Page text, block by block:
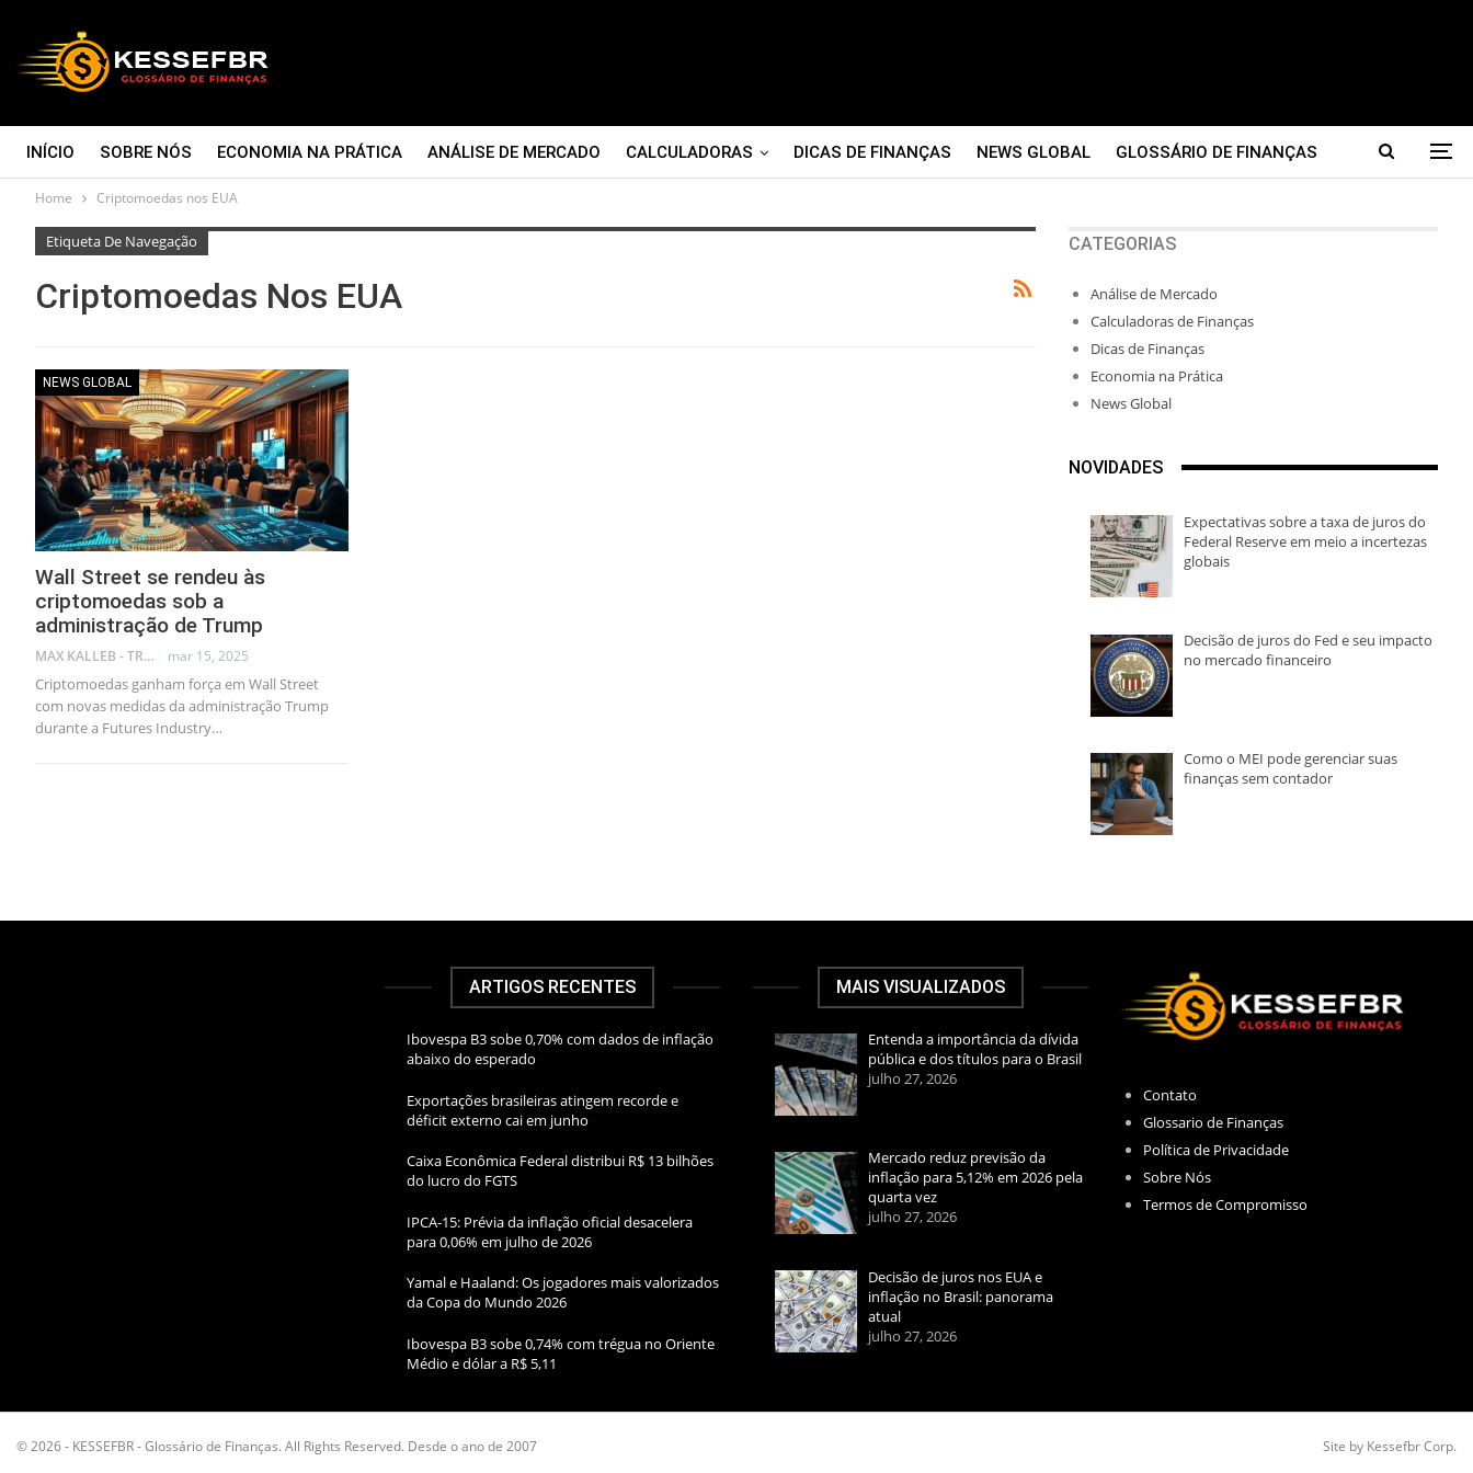
INÍCIO SOBRE NÓS ECONOMIA NA PRÁTICA ANÁLISE DE MERCADO CALCULADORAS DICAS DE FINANÇAS NEWS GLOBAL GLOSSÁRIO DE FINANÇAS
CONTATO
Home Criptomoedas nos EUA
Etiqueta De Navegação
Criptomoedas Nos EUA
NEWS GLOBAL
Wall Street se rendeu às
criptomoedas sob a
administração de Trump
MAX KALLEB - TRADER mar 15, 2025
Criptomoedas ganham força em Wall Street
com novas medidas da administração Trump
durante a Futures Industry…
CATEGORIAS
Análise de Mercado
Calculadoras de Finanças
Dicas de Finanças
Economia na Prática
News Global
NOVIDADES
Expectativas sobre a taxa de juros do
Federal Reserve em meio a incertezas
globais
Decisão de juros do Fed e seu impacto
no mercado financeiro
Como o MEI pode gerenciar suas
finanças sem contador
ARTIGOS RECENTES
Ibovespa B3 sobe 0,70% com dados de inflação
abaixo do esperado
Exportações brasileiras atingem recorde e
déficit externo cai em junho
Caixa Econômica Federal distribui R$ 13 bilhões
do lucro do FGTS
IPCA-15: Prévia da inflação oficial desacelera
para 0,06% em julho de 2026
Yamal e Haaland: Os jogadores mais valorizados
da Copa do Mundo 2026
Ibovespa B3 sobe 0,74% com trégua no Oriente
Médio e dólar a R$ 5,11
MAIS VISUALIZADOS
Entenda a importância da dívida
pública e dos títulos para o Brasil
julho 27, 2026
Mercado reduz previsão da
inflação para 5,12% em 2026 pela
quarta vez
julho 27, 2026
Decisão de juros nos EUA e
inflação no Brasil: panorama
atual
julho 27, 2026
Contato
Glossario de Finanças
Política de Privacidade
Sobre Nós
Termos de Compromisso
© 2026 - KESSEFBR - Glossário de Finanças. All Rights Reserved. Desde o ano de 2007 Site by Kessefbr Corp.